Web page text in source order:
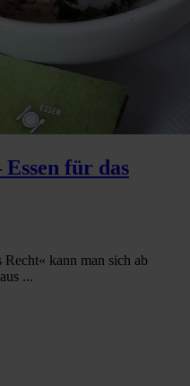
für das
kann man sich ab
...